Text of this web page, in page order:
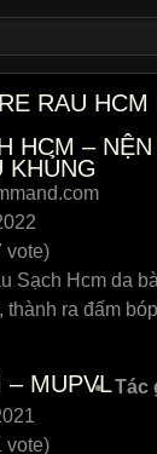
RAU HCM
HCM –
KHỦNG
vote)
Sạch Hcm da
thành ra đấm
– MUPVLTác
vote)